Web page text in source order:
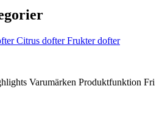
Citrus dofter Frukter dofter
Varumärken Produktfunktion Fri